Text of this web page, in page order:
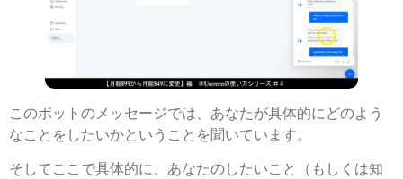
このボットのメッセージでは、あなたが具体的にどのよう
なことをしたいかということを聞いています。
そしてここで具体的に、あなたのしたいこと（もしくは知